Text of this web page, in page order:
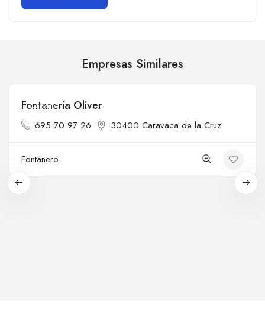
Empresas Similares
Cerrado
Fontanería Oliver
695 70 97 26 30400 Caravaca de la Cruz
Fontanero